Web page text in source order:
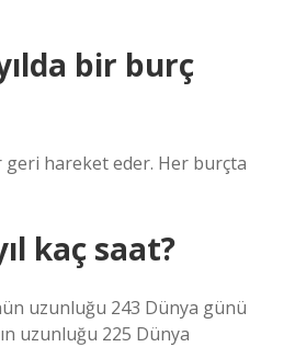
bir burç
geri hareket eder. Her burçta
kaç saat?
uzunluğu 243 Dünya günü
uzunluğu 225 Dünya